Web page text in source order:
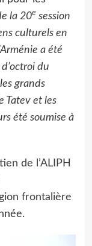
la 20e session
culturels en
a été
du
grands
Tatev et les
été soumise à
de l’ALIPH
frontalière